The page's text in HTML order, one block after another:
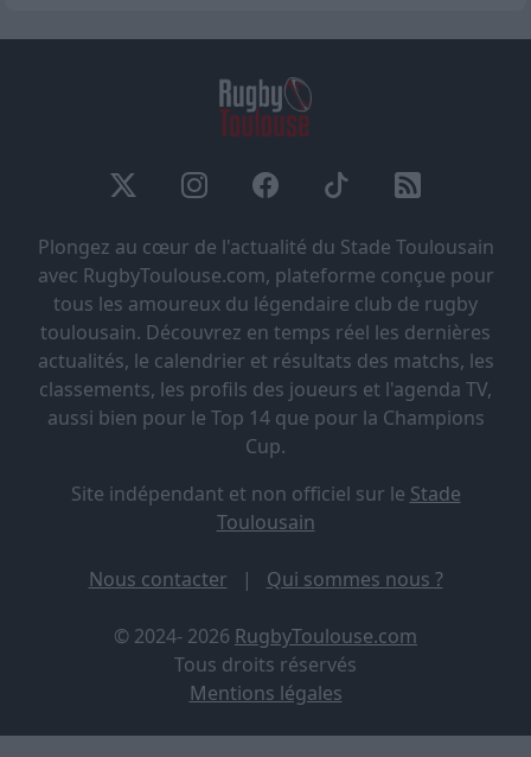
Plongez au cœur de l'actualité du Stade Toulousain
avec RugbyToulouse.com, plateforme conçue pour
tous les amoureux du légendaire club de rugby
toulousain. Découvrez en temps réel les dernières
actualités, le calendrier et résultats des matchs, les
classements, les profils des joueurs et l'agenda TV,
aussi bien pour le Top 14 que pour la Champions
Cup.
Site indépendant et non officiel sur le Stade
Toulousain
Nous contacter | Qui sommes nous ?
© 2024- 2026 RugbyToulouse.com
Tous droits réservés
Mentions légales